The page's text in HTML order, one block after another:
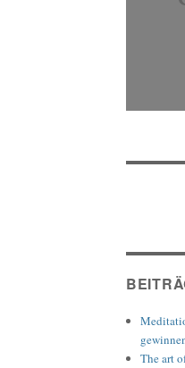
The art